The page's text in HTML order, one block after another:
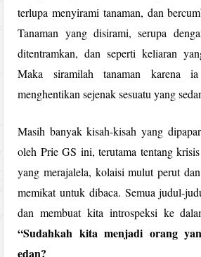
terlupa menyirami tanaman, dan
Tanaman yang disirami, serupa
ditentramkan, dan seperti keliaran
Maka siramilah tanaman karena
menghentikan sejenak sesuatu yang
Masih banyak kisah-kisah yang
oleh Prie GS ini, terutama tentang
yang merajalela, kolaisi mulut perut
memikat untuk dibaca. Semua judul-
dan membuat kita introspeksi ke
“Sudahkah kita menjadi orang
edan?